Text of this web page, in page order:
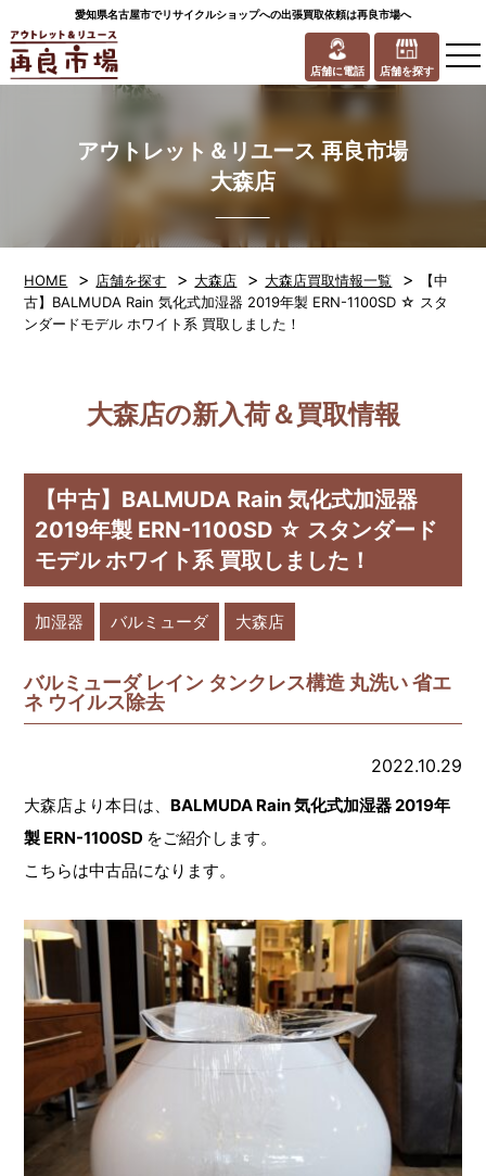
愛知県名古屋市でリサイクルショップへの出張買取依頼は再良市場へ
店舗に電話 店舗を探す
アウトレット＆リユース 再良市場
大森店
HOME > 店舗を探す > 大森店 > 大森店買取情報一覧 >
【中
古】BALMUDA Rain 気化式加湿器 2019年製 ERN-1100SD ☆ スタ
ンダードモデル ホワイト系 買取しました！
大森店の新入荷＆買取情報
【中古】BALMUDA Rain 気化式加湿器
2019年製 ERN-1100SD ☆ スタンダード
モデル ホワイト系 買取しました！
加湿器 バルミューダ 大森店
バルミューダ レイン タンクレス構造 丸洗い 省エ
ネ ウイルス除去
2022.10.29
大森店より本日は、 BALMUDA Rain 気化式加湿器 2019年
製 ERN-1100SD をご紹介します。
こちらは中古品になります。